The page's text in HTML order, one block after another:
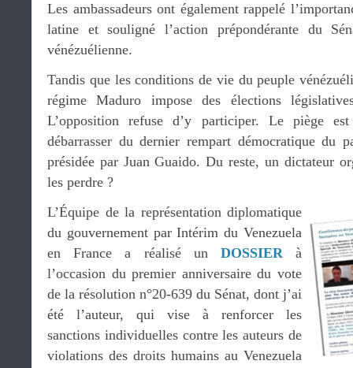
Les ambassadeurs ont également rappelé
latine et souligné l’action prépondérante du
vénézuélienne.
Tandis que les conditions de vie du peuple
régime Maduro impose des élections
L’opposition refuse d’y participer. Le piège
débarrasser du dernier rempart démocratique du
présidée par Juan Guaido. Du reste, un dictateur
les perdre ?
L’Équipe de la représentation diplomatique
du gouvernement par Intérim du Venezuela
en France a réalisé un DOSSIERà
l’occasion du premier anniversaire du vote
de la résolution n°20-639 du Sénat, dont j’ai
été l’auteur, qui vise à renforcer les
sanctions individuelles contre les auteurs de
violations des droits humains au Venezuela